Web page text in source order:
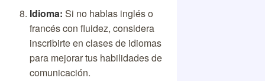
Idioma: Si no hablas inglés o
francés con fluidez, considera
inscribirte en clases de idiomas
para mejorar tus habilidades de
comunicación.